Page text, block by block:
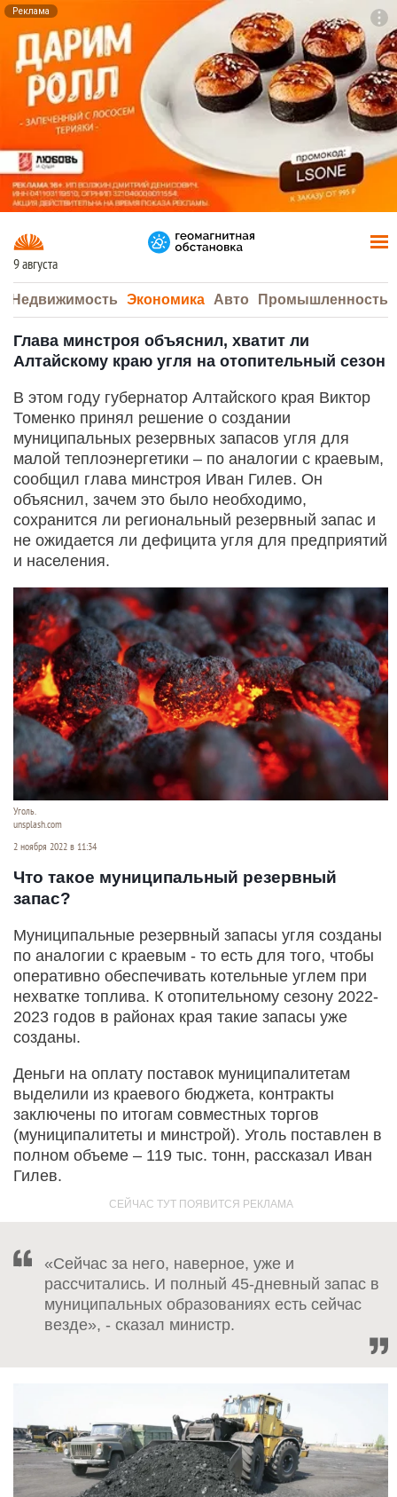
Реклама
9 августа
Недвижимость Экономика Авто Промышленность
Глава минстроя объяснил, хватит ли
Алтайскому краю угля на отопительный сезон
В этом году губернатор Алтайского края Виктор
Томенко принял решение о создании
муниципальных резервных запасов угля для
малой теплоэнергетики – по аналогии с краевым,
сообщил глава минстроя Иван Гилев. Он
объяснил, зачем это было необходимо,
сохранится ли региональный резервный запас и
не ожидается ли дефицита угля для предприятий
и населения.
Уголь.
unsplash.com
2 ноября 2022 в 11:34
Что такое муниципальный резервный
запас?
Муниципальные резервный запасы угля созданы
по аналогии с краевым - то есть для того, чтобы
оперативно обеспечивать котельные углем при
нехватке топлива. К отопительному сезону 2022-
2023 годов в районах края такие запасы уже
созданы.
Деньги на оплату поставок муниципалитетам
выделили из краевого бюджета, контракты
заключены по итогам совместных торгов
(муниципалитеты и минстрой). Уголь поставлен в
полном объеме – 119 тыс. тонн, рассказал Иван
Гилев.
«Сейчас за него, наверное, уже и
рассчитались. И полный 45-дневный запас в
муниципальных образованиях есть сейчас
везде», - сказал министр.